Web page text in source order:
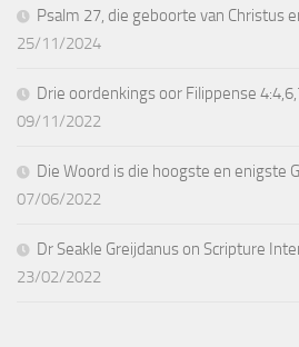
Psalm 27, die geboorte van Christus
25/11/2024
Drie oordenkings oor Filippense
09/11/2022
Die Woord is die hoogste en enigste
07/06/2022
Dr Seakle Greijdanus on Scripture
23/02/2022